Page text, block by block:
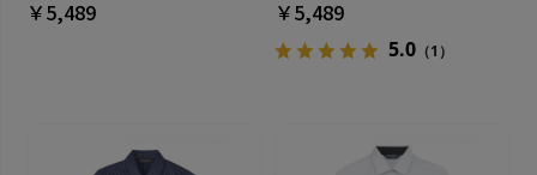
ースシャツ
￥5,489 ースシャツ
￥5,489
5.0 （1）